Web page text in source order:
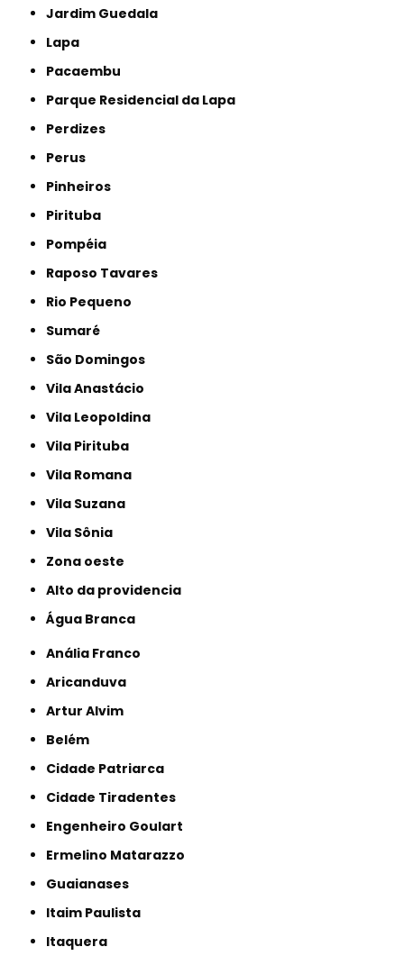
Jardim Guedala
Lapa
Pacaembu
Parque Residencial da Lapa
Perdizes
Perus
Pinheiros
Pirituba
Pompéia
Raposo Tavares
Rio Pequeno
Sumaré
São Domingos
Vila Anastácio
Vila Leopoldina
Vila Pirituba
Vila Romana
Vila Suzana
Vila Sônia
Zona oeste
alto da providencia
Água Branca
Anália Franco
Aricanduva
Artur Alvim
Belém
Cidade Patriarca
Cidade Tiradentes
Engenheiro Goulart
Ermelino Matarazzo
Guaianases
Itaim Paulista
Itaquera